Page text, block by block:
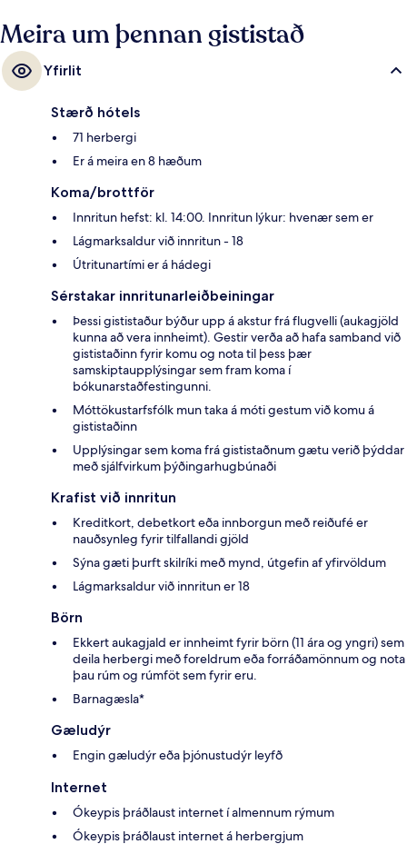
Meira um þennan gististað
Yfirlit
Stærð hótels
71 herbergi
Er á meira en 8 hæðum
Koma/brottför
Innritun hefst: kl. 14:00. Innritun lýkur: hvenær sem er
Lágmarksaldur við innritun - 18
Útritunartími er á hádegi
Sérstakar innritunarleiðbeiningar
Þessi gististaður býður upp á akstur frá flugvelli (aukagjöld
kunna að vera innheimt). Gestir verða að hafa samband við
gististaðinn fyrir komu og nota til þess þær
samskiptaupplýsingar sem fram koma í
bókunarstaðfestingunni.
Móttökustarfsfólk mun taka á móti gestum við komu á
gististaðinn
Upplýsingar sem koma frá gististaðnum gætu verið þýddar
með sjálfvirkum þýðingarhugbúnaði
Krafist við innritun
Kreditkort, debetkort eða innborgun með reiðufé er
nauðsynleg fyrir tilfallandi gjöld
Sýna gæti þurft skilríki með mynd, útgefin af yfirvöldum
Lágmarksaldur við innritun er 18
Börn
Ekkert aukagjald er innheimt fyrir börn (11 ára og yngri) sem
deila herbergi með foreldrum eða forráðamönnum og nota
þau rúm og rúmföt sem fyrir eru.
Barnagæsla*
Gæludýr
Engin gæludýr eða þjónustudýr leyfð
Internet
Ókeypis þráðlaust internet í almennum rýmum
Ókeypis þráðlaust internet á herbergjum